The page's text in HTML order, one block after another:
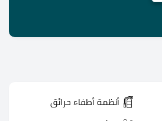
أنظمة أطفاء حرائق